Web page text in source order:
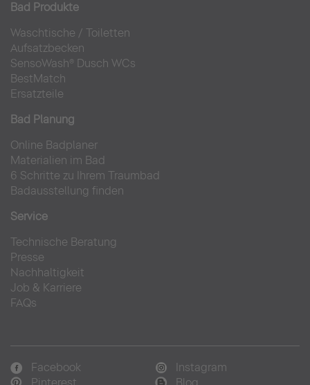
Bad Produkte
Waschtische / Toiletten
Aufsatzbecken
SensoWash® Dusch WCs
BestMatch
Ersatzteile
Bad Planung
Online Badplaner
Materialien im Bad
6 Schritte zu Ihrem Traumbad
Badausstellung finden
Service
Technische Beratung
Presse
Nachhaltigkeit
Job & Karriere
FAQs
Facebook
Instagram